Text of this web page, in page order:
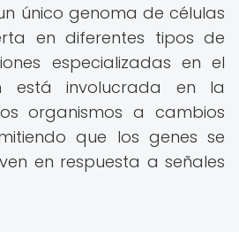
único genoma de células
en diferentes tipos de
especializadas en el
está involucrada en la
organismos a cambios
que los genes se
en respuesta a señales